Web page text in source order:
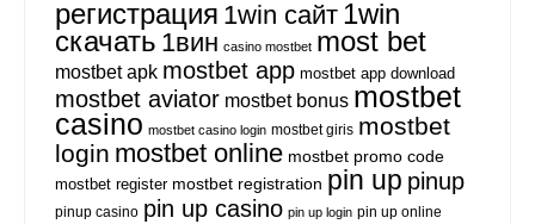
регистрация 1win сайт 1win
скачать 1вин casino mostbet most bet
mostbet apk mostbet app mostbet app download
mostbet aviator mostbet bonus mostbet
casino mostbet casino login mostbet giris mostbet
login mostbet online mostbet promo code
mostbet register mostbet registration pin up pinup
pinup casino pin up casino pin up login pin up online